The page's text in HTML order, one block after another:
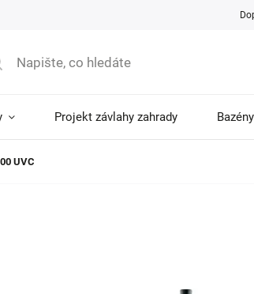
Projekt závlahy zahrady Bazény
UVC